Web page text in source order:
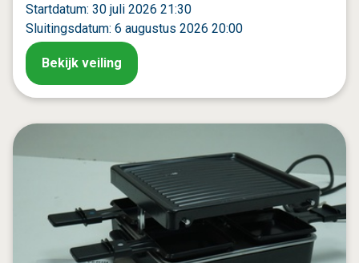
Startdatum: 30 juli 2026 21:30
Sluitingsdatum: 6 augustus 2026 20:00
Bekijk veiling